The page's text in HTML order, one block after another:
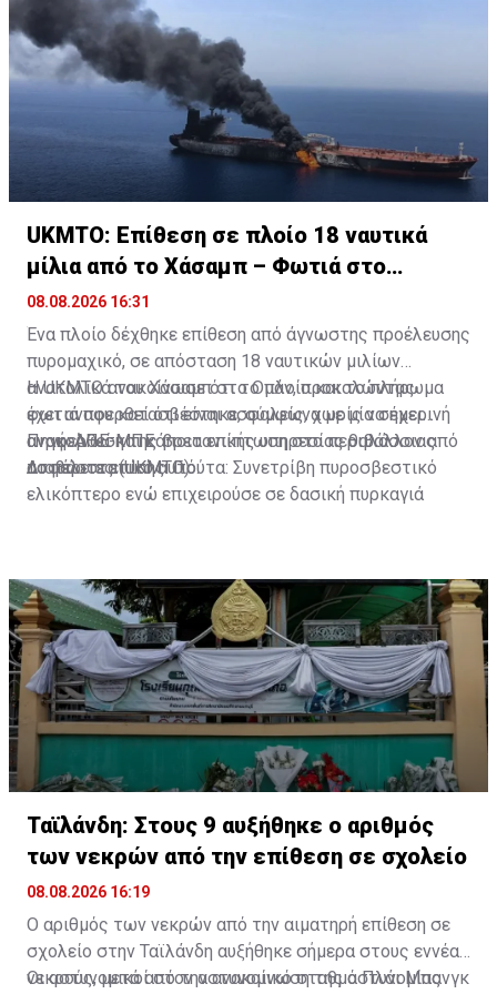
UKMTO: Επίθεση σε πλοίο 18 ναυτικά
μίλια από το Χάσαμπ – Φωτιά στο
σκάφος
08.08.2026 16:31
Ένα πλοίο δέχθηκε επίθεση από άγνωστης προέλευσης
πυρομαχικό, σε απόσταση 18 ναυτικών μιλίων
ανατολικά του Χάσαμπ στο Ομάν, προκαλώντας
φωτιά που κατασβέστηκε, σύμφωνα με μία σημερινή
ανακοίνωση της βρετανικής υπηρεσίας θαλάσσιας
ασφάλειας (UKMTO).
Η UKMTO ανακοίνωσε ότι το πλοίο και το πλήρωμα
έχει αναφερθεί ότι είναι ασφαλείς, χωρίς να έχει
αναφερθεί και κάποια επίπτωση στο περιβάλλον από
το περιστατικό αυτό.
Πηγή: ΑΠΕ-ΜΠΕ
Διαβάστε επίσης:Γιούτα: Συνετρίβη πυροσβεστικό
ελικόπτερο ενώ επιχειρούσε σε δασική πυρκαγιά
Ταϊλάνδη: Στους 9 αυξήθηκε ο αριθμός
των νεκρών από την επίθεση σε σχολείο
08.08.2026 16:19
Ο αριθμός των νεκρών από την αιματηρή επίθεση σε
σχολείο στην Ταϊλάνδη αυξήθηκε σήμερα στους εννέα
νεκρούς, μετά από την ανακοίνωση της αστυνομίας
Οι αστυνομικοί στον αστυνομικό σταθμό Πλάι Μπανγκ